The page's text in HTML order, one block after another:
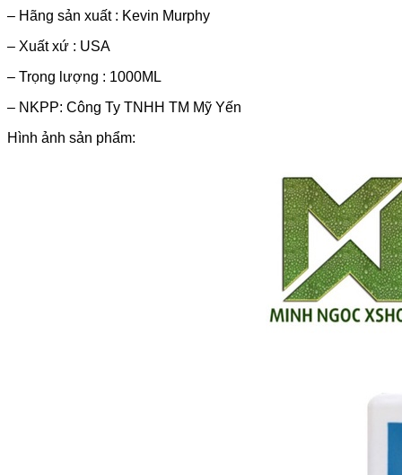
– Hãng sản xuất : Kevin Murphy
– Xuất xứ : USA
– Trọng lượng : 1000ML
– NKPP: Công Ty TNHH TM Mỹ Yến
Hình ảnh sản phẩm: